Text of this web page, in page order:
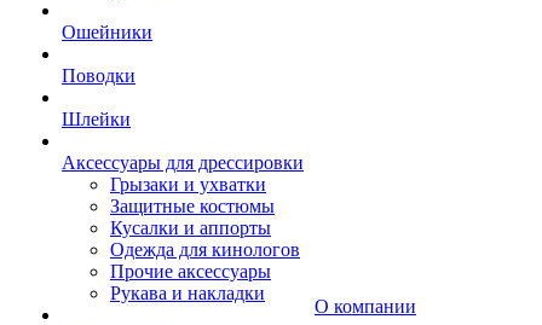
Ошейники
Поводки
Шлейки
Аксессуары для дрессировки
Грызаки и ухватки
Защитные костюмы
Кусалки и аппорты
Одежда для кинологов
Прочие аксессуары
Рукава и накладки
О компании